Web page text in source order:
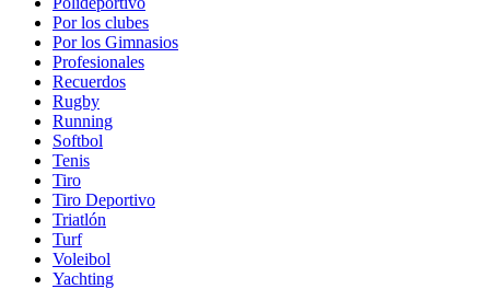
Por los clubes
Por los Gimnasios
Profesionales
Recuerdos
Rugby
Running
Softbol
Tenis
Tiro
Tiro Deportivo
Triatlón
Turf
Voleibol
Yachting